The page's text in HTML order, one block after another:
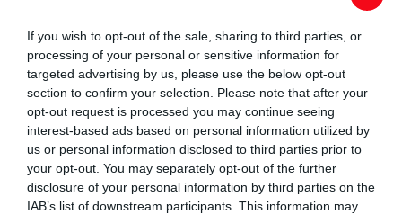
If you wish to opt-out of the sale, sharing to third parties, or
processing of your personal or sensitive information for
targeted advertising by us, please use the below opt-out
section to confirm your selection. Please note that after your
opt-out request is processed you may continue seeing
interest-based ads based on personal information utilized by
us or personal information disclosed to third parties prior to
your opt-out. You may separately opt-out of the further
disclosure of your personal information by third parties on the
IAB’s list of downstream participants. This information may
άλμα 7,24μ., συνοδευόμενο από δύο ακόμη πολύ καλά άλματα
στα 7,22μ. και 7,23μ. Αυτή η συνέπεια δείχνει ότι ο νεαρός
άλτης διαθέτει όχι μόνο ικανότητα, αλλά και βάθος επίδοσης
— και αυτό σε επίπεδο μεγαλύτερης ηλικιακής κατηγορίας.
Η επιβράβευση ήρθε χθες στη Ρουμανία, στους Βαλκανικούς
Αγώνες Κ20, όπου ο Τζελέπης «πέταξε» ξανά στα 7,40μ. και
πανηγύρισε το δεύτερο του βαλκανικό μετάλλιο για φέτος,
μετά το χρυσό στο Βαλκανικό Κλειστού Στίβου τον χειμώνα
στη Σόφια με ατομικό ρεκόρ 7,46μ.